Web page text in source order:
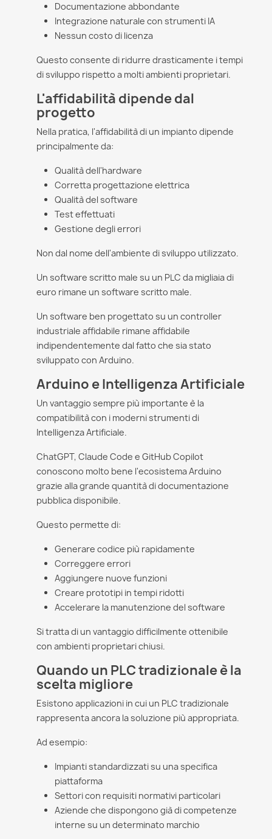
Documentazione abbondante
Integrazione naturale con strumenti IA
Nessun costo di licenza
Questo consente di ridurre drasticamente i tempi
di sviluppo rispetto a molti ambienti proprietari.
L'affidabilità dipende dal
progetto
Nella pratica, l'affidabilità di un impianto dipende
principalmente da:
Qualità dell'hardware
Corretta progettazione elettrica
Qualità del software
Test effettuati
Gestione degli errori
Non dal nome dell'ambiente di sviluppo utilizzato.
Un software scritto male su un PLC da migliaia di
euro rimane un software scritto male.
Un software ben progettato su un controller
industriale affidabile rimane affidabile
indipendentemente dal fatto che sia stato
sviluppato con Arduino.
Arduino e Intelligenza Artificiale
Un vantaggio sempre più importante è la
compatibilità con i moderni strumenti di
Intelligenza Artificiale.
ChatGPT, Claude Code e GitHub Copilot
conoscono molto bene l'ecosistema Arduino
grazie alla grande quantità di documentazione
pubblica disponibile.
Questo permette di:
Generare codice più rapidamente
Correggere errori
Aggiungere nuove funzioni
Creare prototipi in tempi ridotti
Accelerare la manutenzione del software
Si tratta di un vantaggio difficilmente ottenibile
con ambienti proprietari chiusi.
Quando un PLC tradizionale è la
scelta migliore
Esistono applicazioni in cui un PLC tradizionale
rappresenta ancora la soluzione più appropriata.
Ad esempio:
Impianti standardizzati su una specifica
piattaforma
Settori con requisiti normativi particolari
Aziende che dispongono già di competenze
interne su un determinato marchio